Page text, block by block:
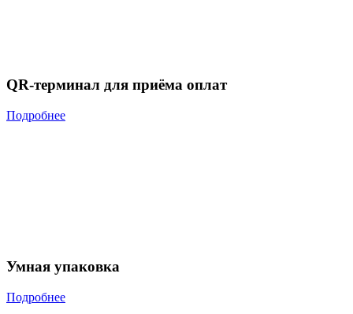
QR-терминал для приёма оплат
Подробнее
Умная упаковка
Подробнее